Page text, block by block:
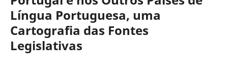
Língua Portuguesa, uma
Cartografia das Fontes
Legislativas